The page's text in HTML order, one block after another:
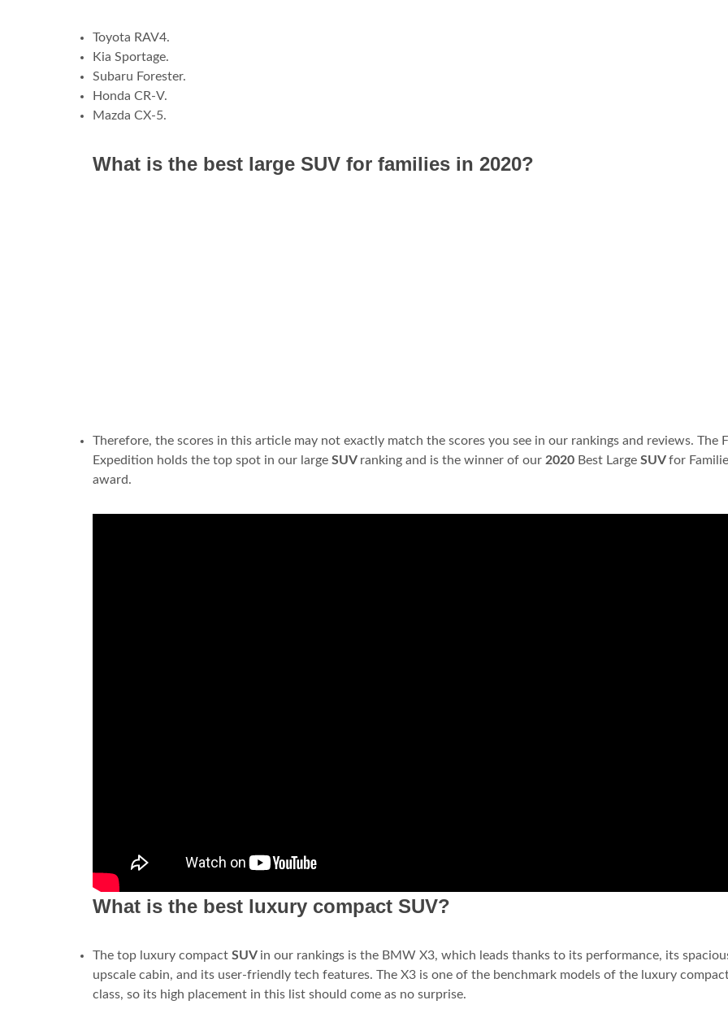
Toyota RAV4.
Kia Sportage.
Subaru Forester.
Honda CR-V.
Mazda CX-5.
What is the best large SUV for families in 2020?
Therefore, the scores in this article may not exactly match the scores you see in our rankings and reviews. The
Expedition holds the top spot in our large SUV ranking and is the winner of our 2020 Best Large SUVfor
award.
What is the best luxury compact SUV?
The top luxury compact SUV in our rankings is the BMW X3, which leads thanks to its performance, its
upscale cabin, and its user-friendly tech features. The X3 is one of the benchmark models of the luxury
class, so its high placement in this list should come as no surprise.